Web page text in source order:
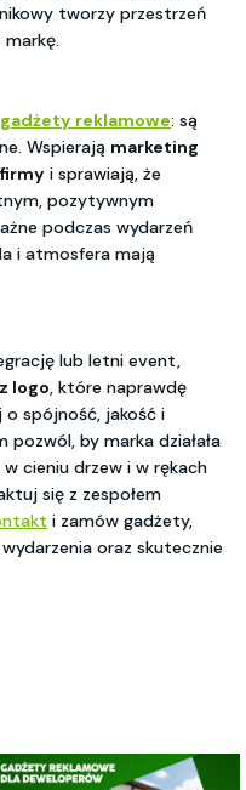
tworzy przestrzeń
reklamowe: są
Wspierają marketing
i sprawiają, że
pozytywnym
podczas wydarzeń
i atmosfera mają
lub letni event,
logo, które naprawdę
o spójność, jakość i
by marka działała
cieniu drzew i w rękach
się z zespołem
i zamów gadżety,
oraz skutecznie